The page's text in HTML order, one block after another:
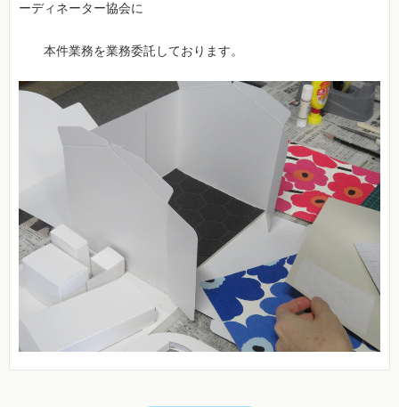
ーディネーター協会に
本件業務を業務委託しております。